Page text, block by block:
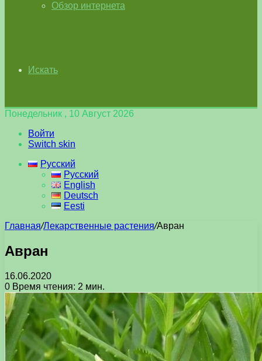
Обзор интернета
Искать
Понедельник , 10 Август 2026
Войти
Switch skin
Русский
Русский
English
Deutsch
Eesti
Главная/Лекарственные растения/Авран
Авран
16.06.2020
0 Время чтения: 2 мин.